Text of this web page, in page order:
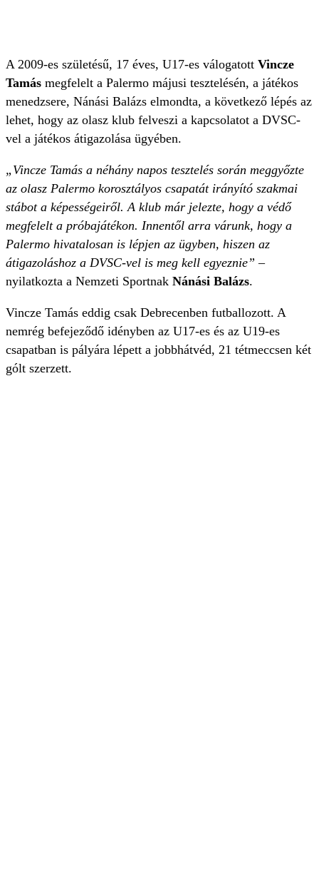
A 2009-es születésű, 17 éves, U17-es válogatott Vincze
Tamás megfelelt a Palermo májusi tesztelésén, a játékos
menedzsere, Nánási Balázs elmondta, a következő lépés az
lehet, hogy az olasz klub felveszi a kapcsolatot a DVSC-
vel a játékos átigazolása ügyében.
„Vincze Tamás a néhány napos tesztelés során meggyőzte
az olasz Palermo korosztályos csapatát irányító szakmai
stábot a képességeiről. A klub már jelezte, hogy a védő
megfelelt a próbajátékon. Innentől arra várunk, hogy a
Palermo hivatalosan is lépjen az ügyben, hiszen az
átigazoláshoz a DVSC-vel is meg kell egyeznie” –
nyilatkozta a Nemzeti Sportnak Nánási Balázs.
Vincze Tamás eddig csak Debrecenben futballozott. A
nemrég befejeződő idényben az U17-es és az U19-es
csapatban is pályára lépett a jobbhátvéd, 21 tétmeccsen két
gólt szerzett.